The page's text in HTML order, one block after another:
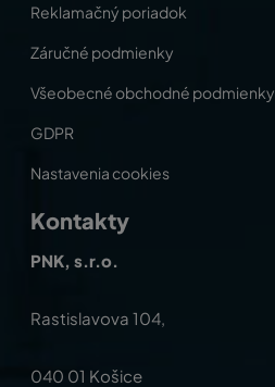
Reklamačný poriadok
Záručné podmienky
Všeobecné obchodné podmienky
GDPR
Nastavenia cookies
Kontakty
PNK, s.r.o.
Rastislavova 104,
040 01 Košice